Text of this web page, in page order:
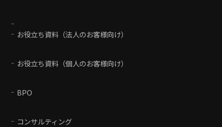
お役立ち資料（法人のお客様向け）
お役立ち資料（個人のお客様向け）
BPO
コンサルティング